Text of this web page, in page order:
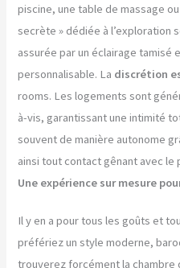
piscine, une table de massage
secrète » dédiée à l’exploration
assurée par un éclairage tamisé
personnalisable. La discrétion
rooms. Les logements sont
à-vis, garantissant une intimité
souvent de manière autonome
ainsi tout contact gênant avec le
Une expérience sur mesure
Il y en a pour tous les goûts et
préfériez un style moderne,
trouverez forcément la